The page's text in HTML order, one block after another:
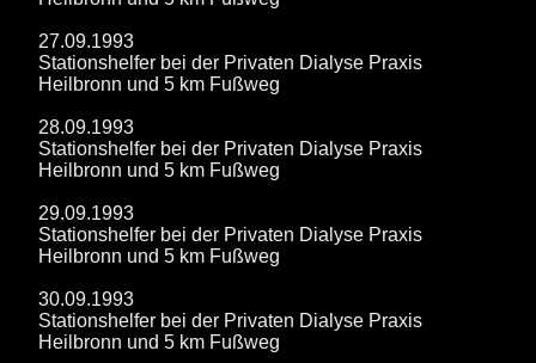
27.09.1993
Stationshelfer bei der Privaten Dialyse Praxis
Heilbronn und 5 km Fußweg
28.09.1993
Stationshelfer bei der Privaten Dialyse Praxis
Heilbronn und 5 km Fußweg
29.09.1993
Stationshelfer bei der Privaten Dialyse Praxis
Heilbronn und 5 km Fußweg
30.09.1993
Stationshelfer bei der Privaten Dialyse Praxis
Heilbronn und 5 km Fußweg